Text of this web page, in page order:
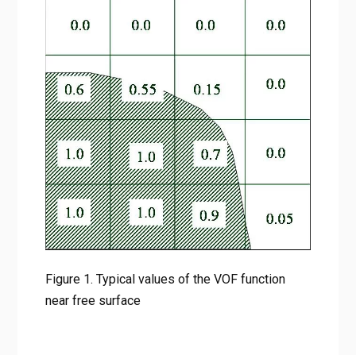
Figure 1. Typical values of the VOF function
near free surface